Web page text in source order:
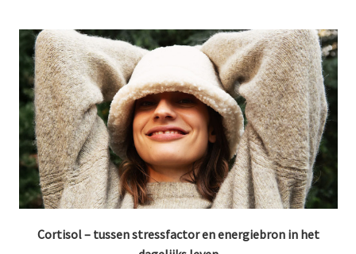
Cortisol – tussen stressfactor en energiebron in het